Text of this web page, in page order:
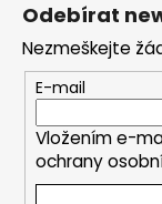
Odebírat
Nezmeškejte
E-mail
Vložením e-
ochrany